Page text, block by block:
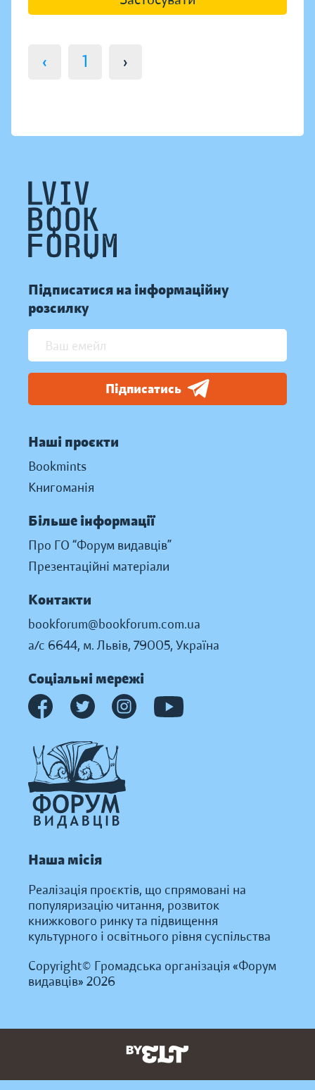
‹ 1 ›
Підписатися на інформаційну
розсилку
Підписатись
Наші проєкти
Bookmints
Книгоманія
Більше інформації
Про ГО “Форум видавців”
Презентаційні матеріали
Контакти
bookforum@bookforum.com.ua
а/с 6644, м. Львів, 79005, Україна
Соціальні мережі
Наша місія
Реалізація проєктів, що спрямовані на
популяризацію читання, розвиток
книжкового ринку та підвищення
культурного і освітнього рівня суспільства
Copyright© Громадська організація «Форум
видавців» 2026